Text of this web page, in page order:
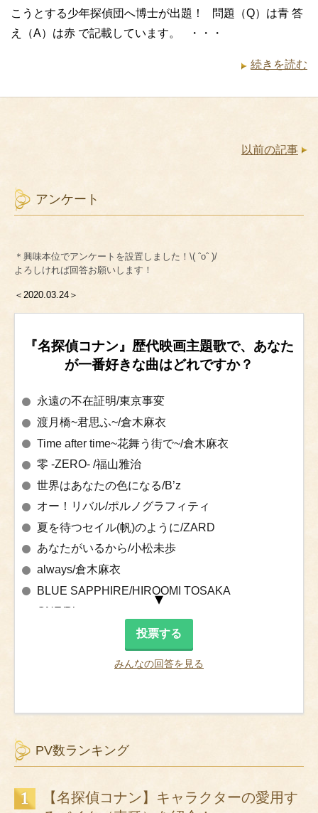
こうとする少年探偵団へ博士が出題！ 問題（Q）は青 答
え（A）は赤 で記載しています。 ・・・
続きを読む
以前の記事
アンケート
＊興味本位でアンケートを設置しました！\( ˆoˆ )/
よろしければ回答お願いします！
＜2020.03.24＞
『名探偵コナン』歴代映画主題歌で、あなた
が一番好きな曲はどれですか？
永遠の不在証明/東京事変
渡月橋~君思ふ~/倉木麻衣
Time after time~花舞う街で~/倉木麻衣
零 -ZERO- /福山雅治
世界はあなたの色になる/B’z
オー！リバル/ポルノグラフィティ
夏を待つセイル(帆)のように/ZARD
あなたがいるから/小松未歩
always/倉木麻衣
BLUE SAPPHIRE/HIROOMI TOSAKA
ONE/B’z
七つの海を渡る風のように/愛内里菜&三枝夕夏
Over Drive/GARNET CROW
ラブサーチライト/柴咲コウ
ゆるぎないものひとつ/B’z
みんなの回答を見る
PV数ランキング
【名探偵コナン】キャラクターの愛用す